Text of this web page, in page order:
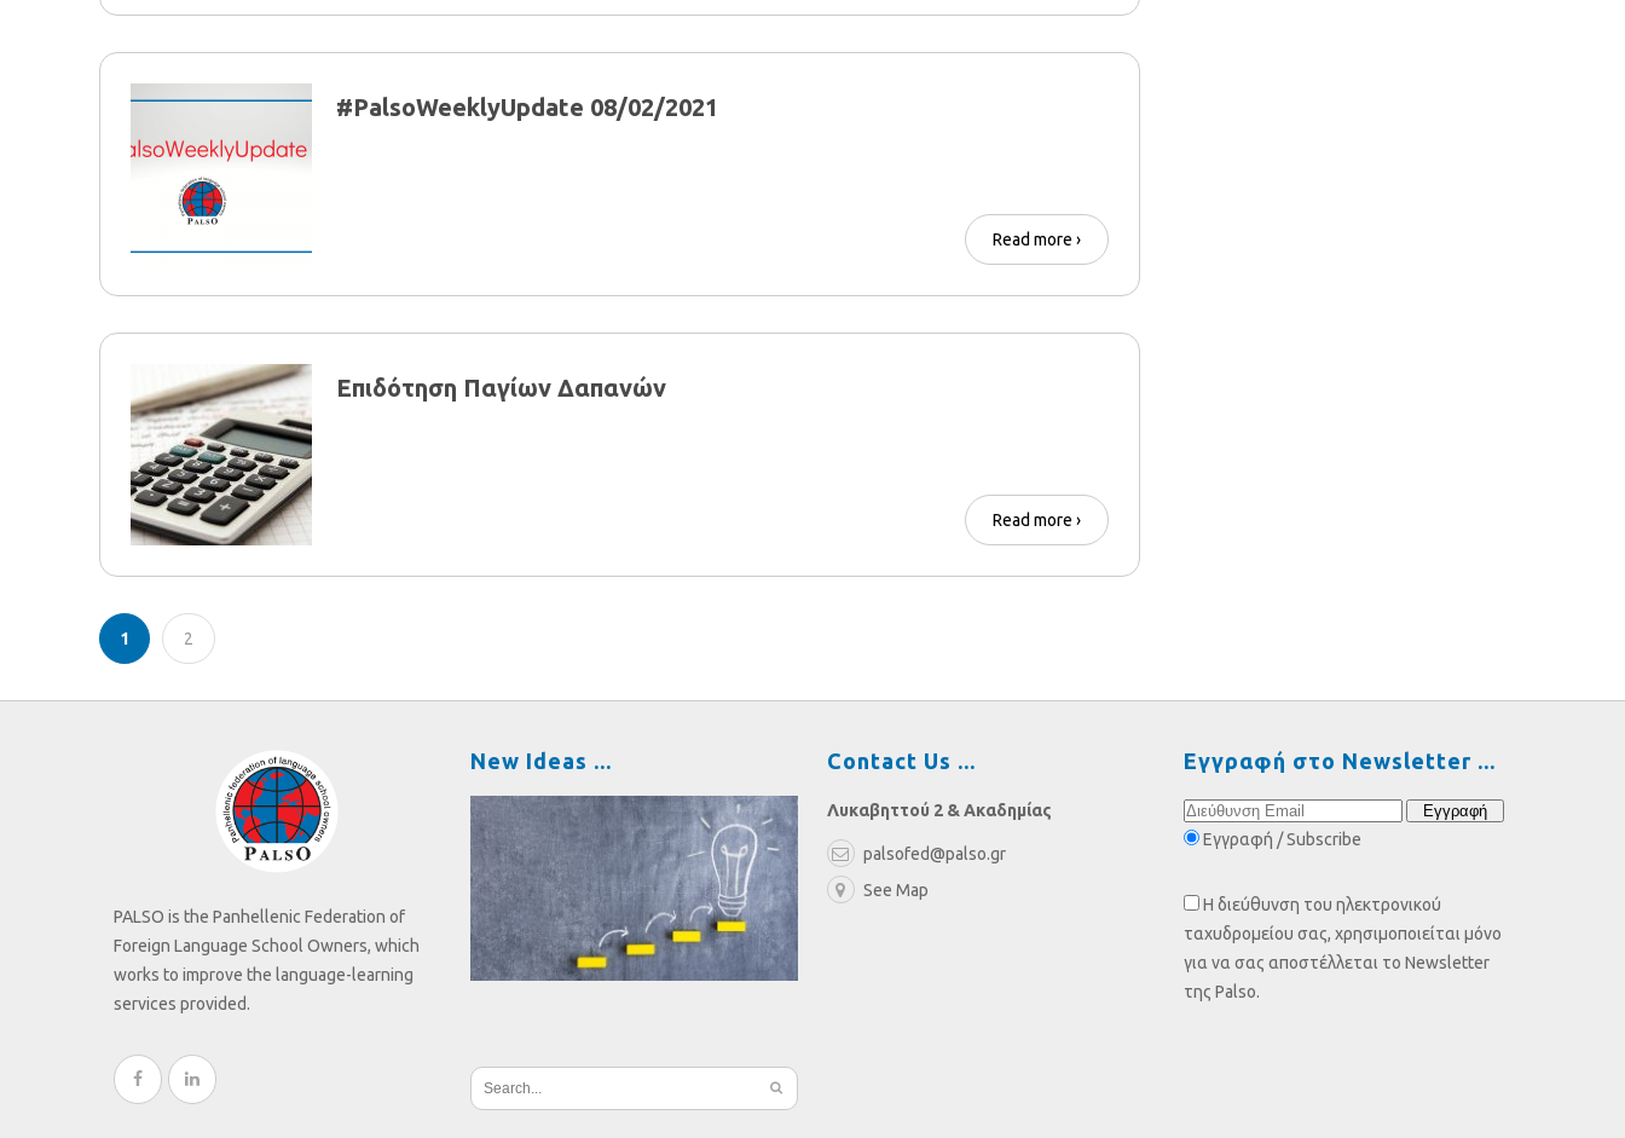
#PalsoWeeklyUpdate 08/02/2021
Read more ›
Επιδότηση Παγίων Δαπανών
Read more ›
1 2
PALSO is the Panhellenic Federation of
Foreign Language School Owners, which
works to improve the language-learning
services provided.
New Ideas Contact Us
Λυκαβηττού 2 & Ακαδημίας
palsofed@palso.gr
See Map
Εγγραφή στο Newsletter
Εγγραφή / Subscribe
Η διεύθυνση του ηλεκτρονικού
ταχυδρομείου σας, χρησιμοποιείται μόνο
για να σας αποστέλλεται το Newsletter
της Palso.